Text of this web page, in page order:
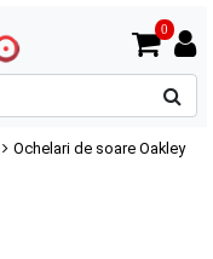
0
Ochelari de soare Oakley